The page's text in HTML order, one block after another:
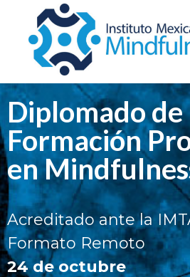
Diplomado de
Formación
en
Acreditado ante la
Formato Remoto
24 de octubre